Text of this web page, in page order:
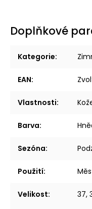
Doplňkové
Kategorie:
EAN:
Vlastnosti:
Barva:
Sezóna:
Použití:
Velikost: 37,